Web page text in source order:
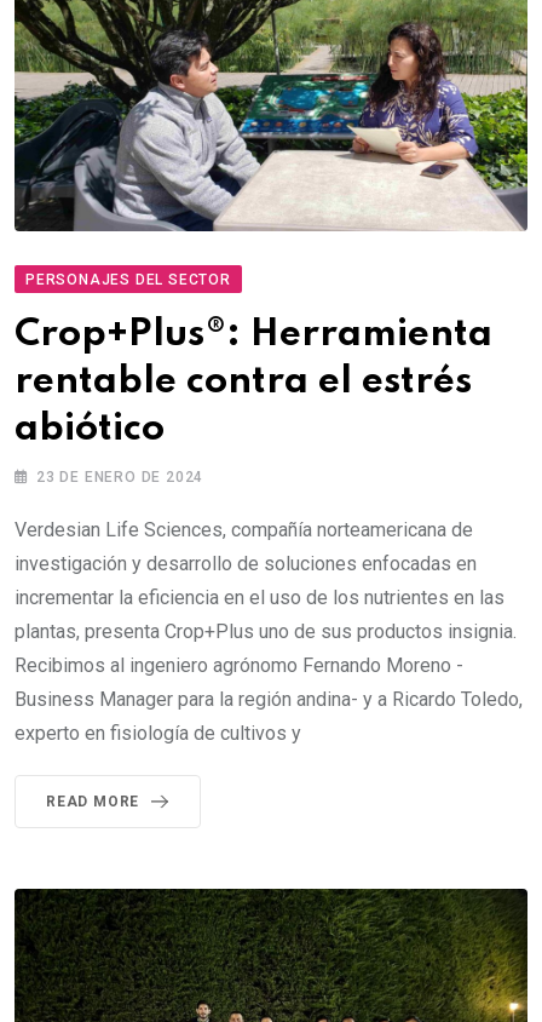
PERSONAJES DEL SECTOR
Crop+Plus®: Herramienta
rentable contra el estrés
abiótico
23 DE ENERO DE 2024
Verdesian Life Sciences, compañía norteamericana de
investigación y desarrollo de soluciones enfocadas en
incrementar la eficiencia en el uso de los nutrientes en las
plantas, presenta Crop+Plus uno de sus productos insignia.
Recibimos al ingeniero agrónomo Fernando Moreno -
Business Manager para la región andina- y a Ricardo Toledo,
experto en fisiología de cultivos y
READ MORE